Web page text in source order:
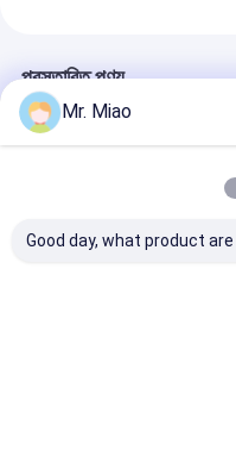
প্রস্তাবিত পণ্য
Mr. Miao
Good day, what product